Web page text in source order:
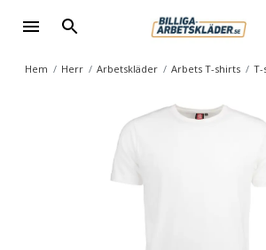
Hem Herr Arbetskläder Arbets T-shirts T-